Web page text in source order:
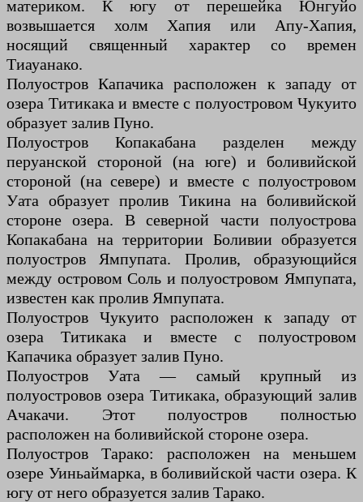
материком. К югу от перешейка Юнгуйо
возвышается холм Хапия или Апу-Хапия,
носящий священный характер со времен
Тиауанако.
Полуостров Капачика расположен к западу от
озера Титикака и вместе с полуостровом Чукуито
образует залив Пуно.
Полуостров Копакабана разделен между
перуанской стороной (на юге) и боливийской
стороной (на севере) и вместе с полуостровом
Уата образует пролив Тикина на боливийской
стороне озера. В северной части полуострова
Копакабана на территории Боливии образуется
полуостров Ямпупата. Пролив, образующийся
между островом Соль и полуостровом Ямпупата,
известен как пролив Ямпупата.
Полуостров Чукуито расположен к западу от
озера Титикака и вместе с полуостровом
Капачика образует залив Пуно.
Полуостров Уата — самый крупный из
полуостровов озера Титикака, образующий залив
Ачакачи. Этот полуостров полностью
расположен на боливийской стороне озера.
Полуостров Тарако: расположен на меньшем
озере Уиньаймарка, в боливийской части озера. К
югу от него образуется залив Тарако.